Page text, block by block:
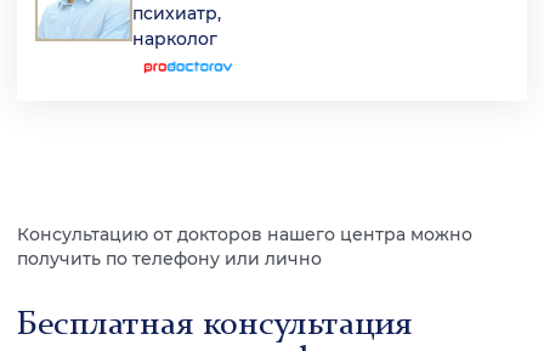
психиатр,
нарколог
Консультацию от докторов нашего центра можно
получить по телефону или лично
Бесплатная консультация